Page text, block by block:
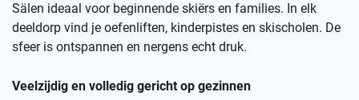
Sälen ideaal voor beginnende skiërs en families. In elk
deeldorp vind je oefenliften, kinderpistes en skischolen. De
sfeer is ontspannen en nergens echt druk.
Veelzijdig en volledig gericht op gezinnen